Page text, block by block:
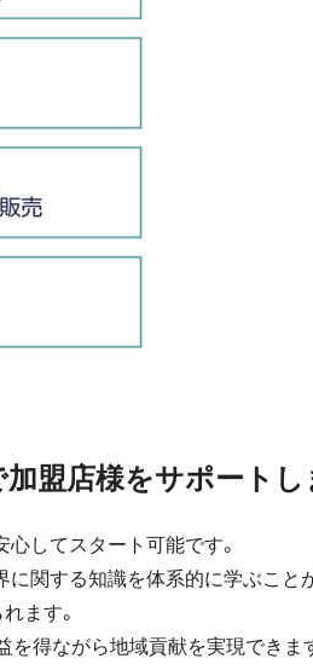
盟店様をサポートし
してスタート可能です。
関する知識を体系的に学ぶこと
ます。
得ながら地域貢献を実現できま